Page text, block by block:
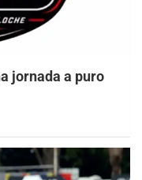
jornada a puro